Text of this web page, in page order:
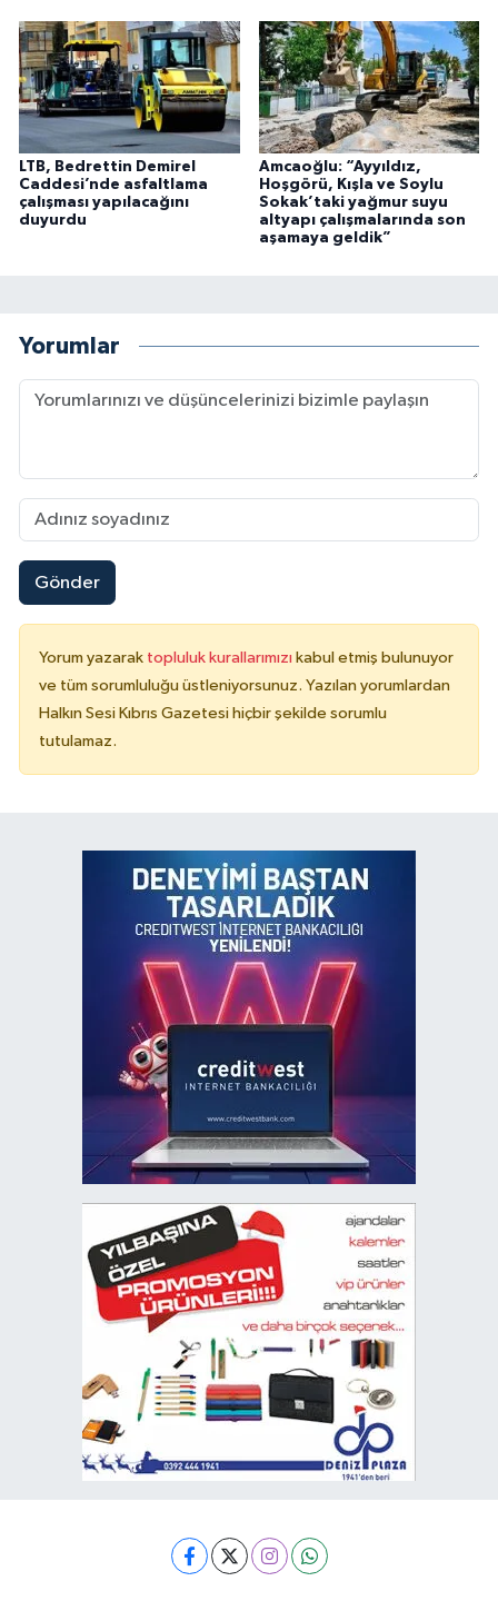
LTB, Bedrettin Demirel
Caddesi’nde asfaltlama
çalışması yapılacağını
duyurdu
Amcaoğlu: “Ayyıldız,
Hoşgörü, Kışla ve Soylu
Sokak’taki yağmur suyu
altyapı çalışmalarında son
aşamaya geldik”
Yorumlar
Gönder
Yorum yazarak topluluk kurallarımızı kabul etmiş bulunuyor
ve tüm sorumluluğu üstleniyorsunuz. Yazılan yorumlardan
Halkın Sesi Kıbrıs Gazetesi hiçbir şekilde sorumlu
tutulamaz.